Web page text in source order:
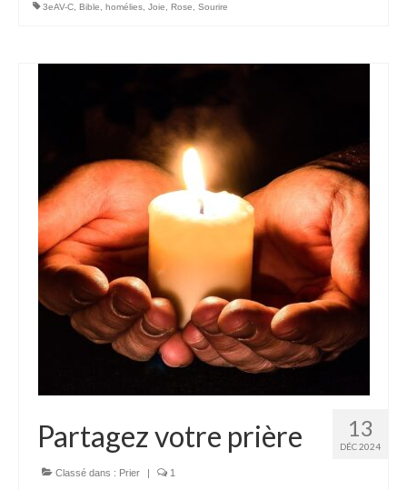
3eAV-C Bible homélies Joie Rose Sourire
13
DÉC 2024
Partagez votre prière
Classé dans : Prier | 1